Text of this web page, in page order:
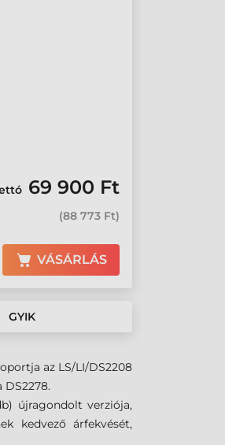
69 900 Ft
(88 773 Ft)
VÁSÁRLÁS
GYIK
az LS/LI/DS2208
újragondolt verziója,
kedvező árfekvését,